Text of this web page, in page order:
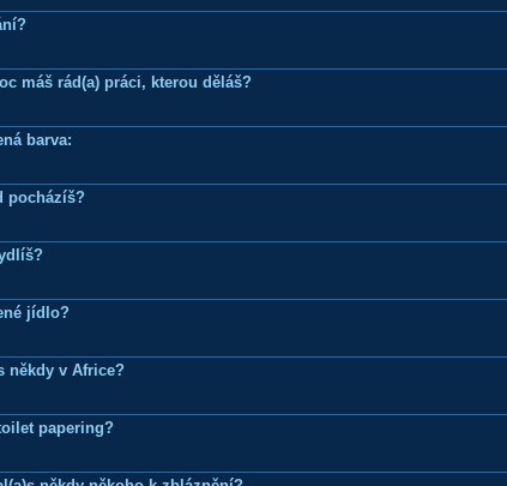
máš rád(a) práci, kterou děláš?
barva:
pocházíš?
jídlo?
někdy v Africe?
papering?